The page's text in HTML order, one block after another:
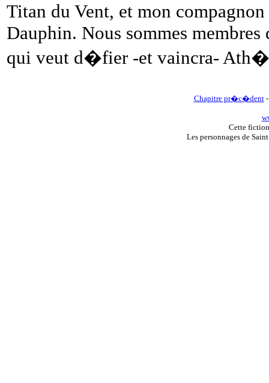
Titan du Vent, et mon
Dauphin. Nous sommes
qui veut d�fier -et vaincra-
Chapitre pr�c�dent
Cette
Les personnages de